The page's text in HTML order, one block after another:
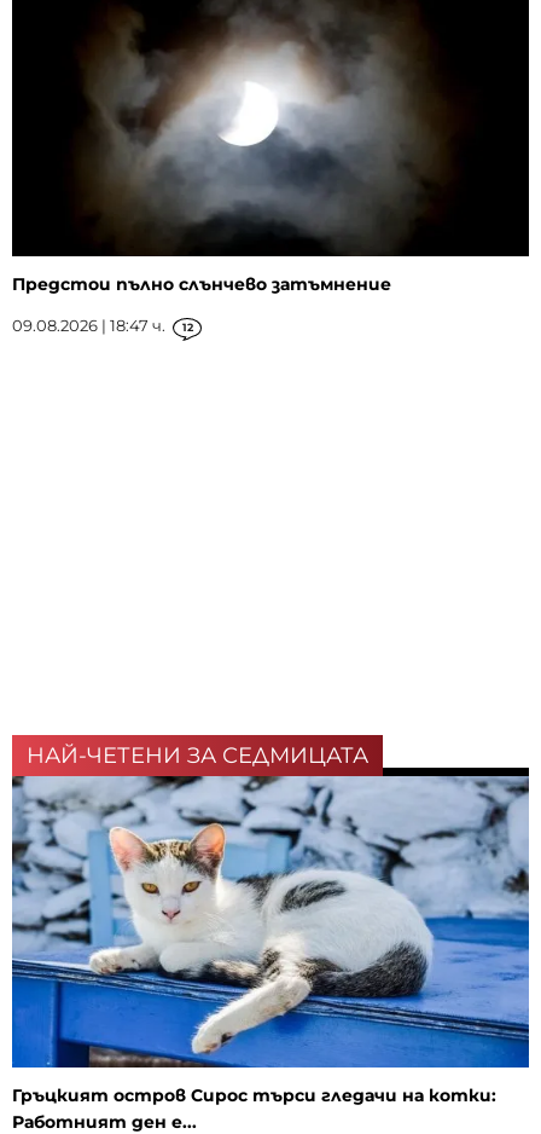
Предстои пълно слънчево затъмнение
09.08.2026 | 18:47 ч. 12
НАЙ-ЧЕТЕНИ ЗА СЕДМИЦАТА
Гръцкият остров Сирос търси гледачи на котки:
Работният ден е...